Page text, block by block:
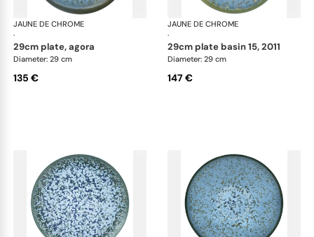
JAUNE DE CHROME
·
Nymphéa
29cm plate, agora
Diameter: 29 cm
135 €
JAUNE DE CHROME
·
29cm plate basin 15, 2011
Diameter: 29 cm
147 €